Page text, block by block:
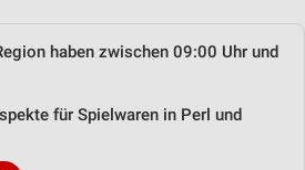
haben zwischen 09:00 Uhr und
für Spielwaren in Perl und